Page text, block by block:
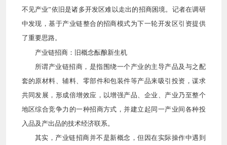
不见产业”依旧是诸多开发区难以走出的招商困境。记者在调研
中发现，基于产业链整合的招商模式为下一轮开发区引资提供
了重要思路。
产业链招商：旧概念酝酿新生机
所谓产业链招商，是指围绕一个产业的主导产品及与之配
套的原材料、辅料、零部件和包装件等产品来吸引投资，谋求
共同发展，形成倍增效应，以增强产品、企业、产业乃至整个
地区综合竞争力的一种招商方式，并建立起同一产业间各种投
入品及产出品的技术经济联系。
其实，产业链招商并不是新概念，但因在实际操作中遇到